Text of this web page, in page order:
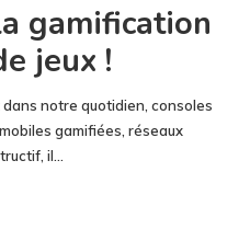
gamification
jeux !
notre quotidien, consoles
gamifiées, réseaux
il…